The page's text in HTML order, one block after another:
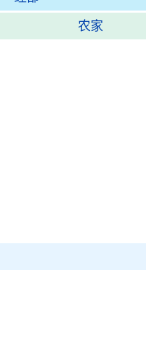
农家